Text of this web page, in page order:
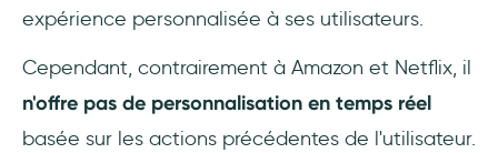
expérience personnalisée à ses utilisateurs.
Cependant, contrairement à Amazon et Netflix, il
n'offre pas de personnalisation en temps réel
basée sur les actions précédentes de l'utilisateur.